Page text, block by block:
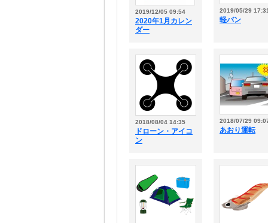
2019/12/05 09:54
2020年1月カレン
ダー
2019/05/29
軽バン
2018/08/04 14:35
ドローン・アイコ
ン
2018/07/29
あおり運転